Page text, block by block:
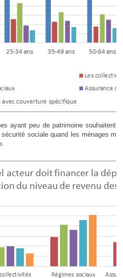
ayant peu de patrimoine souhaitent
sociale quand les ménages